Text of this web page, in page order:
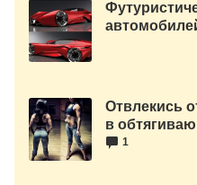
Отвлекись
в
фото)
1